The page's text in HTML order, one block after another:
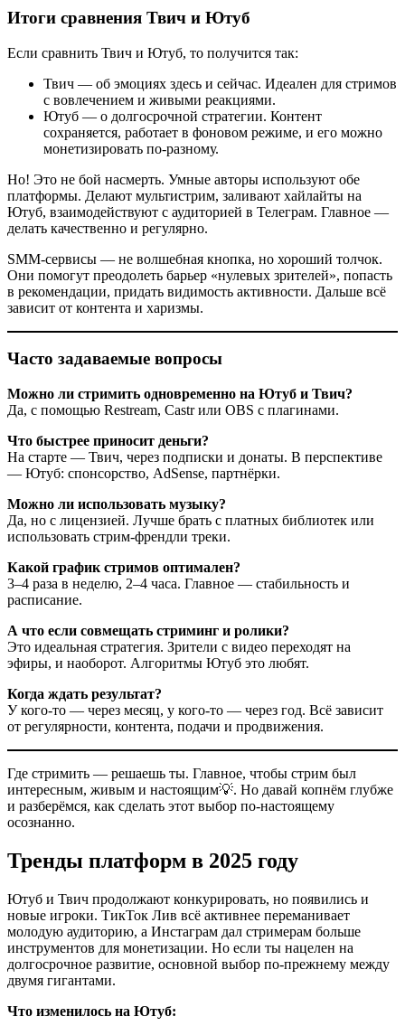
Итоги сравнения Твич и Ютуб
Если сравнить Твич и Ютуб, то получится так:
Твич — об эмоциях здесь и сейчас. Идеален для стримов
с вовлечением и живыми реакциями.
Ютуб — о долгосрочной стратегии. Контент
сохраняется, работает в фоновом режиме, и его можно
монетизировать по-разному.
Но! Это не бой насмерть. Умные авторы используют обе
платформы. Делают мультистрим, заливают хайлайты на
Ютуб, взаимодействуют с аудиторией в Телеграм. Главное —
делать качественно и регулярно.
SMM-сервисы — не волшебная кнопка, но хороший толчок.
Они помогут преодолеть барьер «нулевых зрителей», попасть
в рекомендации, придать видимость активности. Дальше всё
зависит от контента и харизмы.
Часто задаваемые вопросы
Можно ли стримить одновременно на Ютуб и Твич?
Да, с помощью Restream, Castr или OBS с плагинами.
Что быстрее приносит деньги?
На старте — Твич, через подписки и донаты. В перспективе
— Ютуб: спонсорство, AdSense, партнёрки.
Можно ли использовать музыку?
Да, но с лицензией. Лучше брать с платных библиотек или
использовать стрим-френдли треки.
Какой график стримов оптимален?
3–4 раза в неделю, 2–4 часа. Главное — стабильность и
расписание.
А что если совмещать стриминг и ролики?
Это идеальная стратегия. Зрители с видео переходят на
эфиры, и наоборот. Алгоритмы Ютуб это любят.
Когда ждать результат?
У кого-то — через месяц, у кого-то — через год. Всё зависит
от регулярности, контента, подачи и продвижения.
Где стримить — решаешь ты. Главное, чтобы стрим был
интересным, живым и настоящим💡. Но давай копнём глубже
и разберёмся, как сделать этот выбор по-настоящему
осознанно.
Тренды платформ в 2025 году
Ютуб и Твич продолжают конкурировать, но появились и
новые игроки. ТикТок Лив всё активнее переманивает
молодую аудиторию, а Инстаграм дал стримерам больше
инструментов для монетизации. Но если ты нацелен на
долгосрочное развитие, основной выбор по-прежнему между
двумя гигантами.
Что изменилось на Ютуб: